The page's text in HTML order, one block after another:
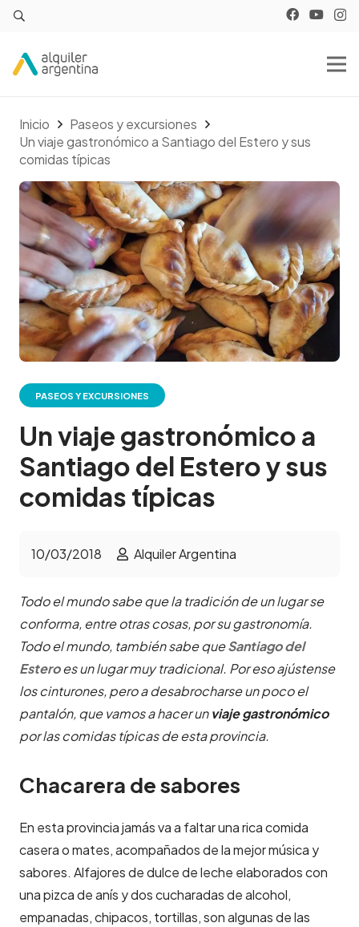
Inicio
Paseos y excursiones
Un viaje gastronómico a Santiago del Estero y sus
comidas típicas
PASEOS Y EXCURSIONES
Un viaje gastronómico a
Santiago del Estero y sus
comidas típicas
10/03/2018 Alquiler Argentina
Todo el mundo sabe que la tradición de un lugar se
conforma, entre otras cosas, por su gastronomía.
Todo el mundo, también sabe queSantiago del
Esteroes un lugar muy tradicional. Por eso ajústense
los cinturones, pero a desabrocharse un poco el
pantalón, que vamos a hacer unviaje gastronómico
por las comidas típicas de esta provincia.
Chacarera de sabores
En esta provincia jamás va a faltar una rica comida
casera o mates, acompañados de la mejor música y
sabores. Alfajores de dulce de leche elaborados con
una pizca de anís y dos cucharadas de alcohol,
empanadas, chipacos, tortillas, son algunas de las